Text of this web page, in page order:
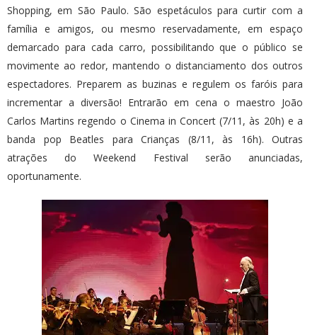
Shopping, em São Paulo. São espetáculos para curtir com a
família e amigos, ou mesmo reservadamente, em espaço
demarcado para cada carro, possibilitando que o público se
movimente ao redor, mantendo o distanciamento dos outros
espectadores. Preparem as buzinas e regulem os faróis para
incrementar a diversão! Entrarão em cena o maestro João
Carlos Martins regendo o Cinema in Concert (7/11, às 20h) e a
banda pop Beatles para Crianças (8/11, às 16h). Outras
atrações do Weekend Festival serão anunciadas,
oportunamente.